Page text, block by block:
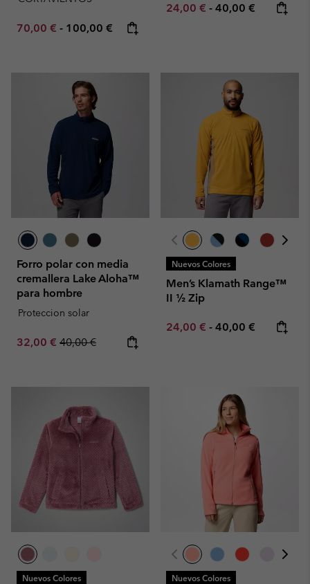
Minimum sale price:
70,00 € - Maximum price:
100,00 €
Minimum sale price:
24,00 € - Maximum price:
40,00 €
Forro polar con media
cremallera Lake Aloha™
para hombre
Proteccion solar
Sale price:
32,00 € Regular price:
40,00 €
Nuevos Colores
Men’s Klamath Range™
II ½ Zip
Minimum sale price:
24,00 € - Maximum price:
40,00 €
Nuevos Colores Nuevos Colores